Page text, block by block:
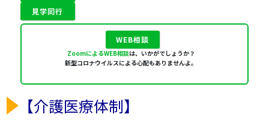
見学同行
WEB相談
ZoomによるWEB相談は、いかがでしょうか？
新型コロナウイルスによる心配もありませんよ。
【介護医療体制】